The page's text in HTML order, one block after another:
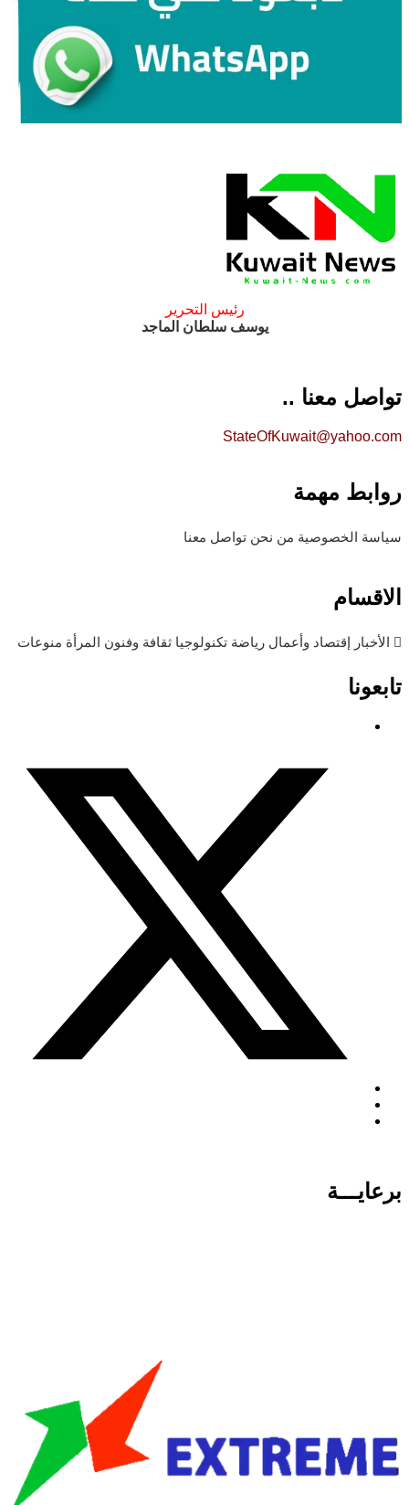
رئيس التحرير
يوسف سلطان الماجد
تواصل معنا ..
StateOfKuwait@yahoo.com
روابط مهمة
سياسة الخصوصية من نحن تواصل معنا
الاقسام
الأخبار إقتصاد وأعمال رياضة تكنولوجيا ثقافة وفنون المرأة منوعات
تابعونا
برعايـــة